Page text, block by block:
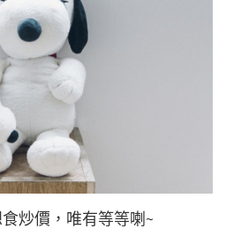
炒價，唯有等等喇~